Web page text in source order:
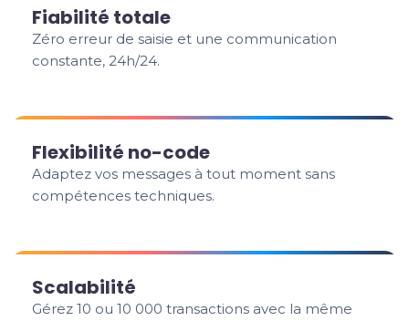
Fiabilité totale
Zéro erreur de saisie et une communication
constante, 24h/24.
Flexibilité no-code
Adaptez vos messages à tout moment sans
compétences techniques.
Scalabilité
Gérez 10 ou 10 000 transactions avec la même